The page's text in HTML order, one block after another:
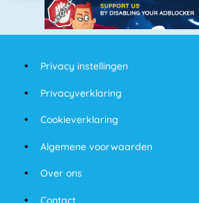
Privacy instellingen
Privacyverklaring
Cookieverklaring
Algemene voorwaarden
Over ons
Contact